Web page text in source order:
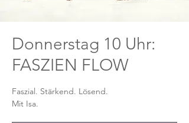
Donnerstag 10 Uhr:
FASZIEN FLOW
Faszial. Stärkend. Lösend.
Mit Isa.